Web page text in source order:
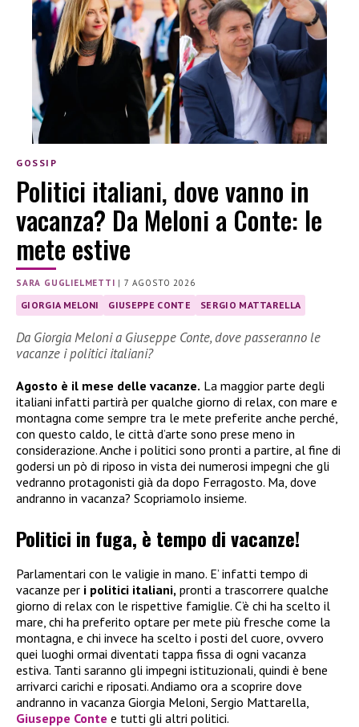
GOSSIP
Politici italiani, dove vanno in
vacanza? Da Meloni a Conte: le
mete estive
SARA GUGLIELMETTI |7 AGOSTO 2026
GIORGIA MELONI GIUSEPPE CONTE SERGIO MATTARELLA
Da Giorgia Meloni a Giuseppe Conte, dove passeranno le
vacanze i politici italiani?
Agosto è il mese delle vacanze. La maggior parte degli
italiani infatti partirà per qualche giorno di relax, con mare e
montagna come sempre tra le mete preferite anche perché,
con questo caldo, le città d’arte sono prese meno in
considerazione. Anche i politici sono pronti a partire, al fine di
godersi un pò di riposo in vista dei numerosi impegni che gli
vedranno protagonisti già da dopo Ferragosto. Ma, dove
andranno in vacanza? Scopriamolo insieme.
Politici in fuga, è tempo di vacanze!
Parlamentari con le valigie in mano. E’ infatti tempo di
vacanze per i politici italiani, pronti a trascorrere qualche
giorno di relax con le rispettive famiglie. C’è chi ha scelto il
mare, chi ha preferito optare per mete più fresche come la
montagna, e chi invece ha scelto i posti del cuore, ovvero
quei luoghi ormai diventati tappa fissa di ogni vacanza
estiva. Tanti saranno gli impegni istituzionali, quindi è bene
arrivarci carichi e riposati. Andiamo ora a scoprire dove
andranno in vacanza Giorgia Meloni, Sergio Mattarella,
Giuseppe Conte e tutti gli altri politici.